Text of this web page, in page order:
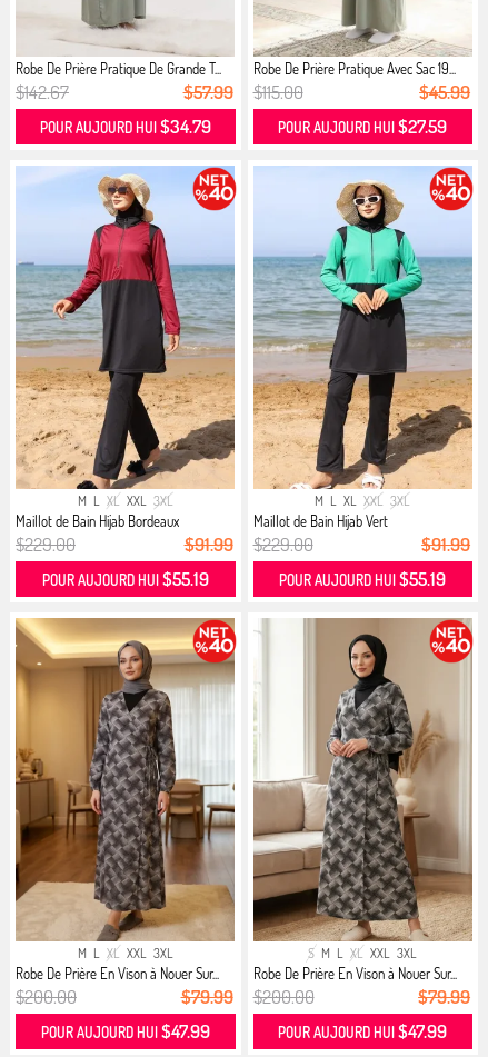
Robe De Prière Pratique De Grande T...
$142.67 $57.99
POUR AUJOURD HUI $34.79
Robe De Prière Pratique Avec Sac 19...
$115.00 $45.99
POUR AUJOURD HUI$27.59
M L XL XXL 3XL
Maillot de Bain Hijab Bordeaux
$229.00 $91.99
POUR AUJOURD HUI $55.19
M L XL XXL 3XL
Maillot de Bain Hijab Vert
$229.00 $91.99
POUR AUJOURD HUI$55.19
M L XL XXL 3XL
Robe De Prière En Vison à Nouer Sur...
$200.00 $79.99
POUR AUJOURD HUI $47.99
S M L XL XXL 3XL
Robe De Prière En Vison à Nouer Sur...
$200.00 $79.99
POUR AUJOURD HUI$47.99